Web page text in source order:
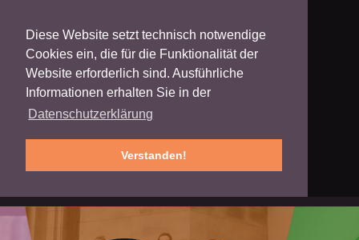
Diese Website setzt technisch notwendige
Cookies ein, die für die Funktionalität der
Website erforderlich sind. Ausführliche
Informationen erhalten Sie in der
Datenschutzerklärung
Verstanden!